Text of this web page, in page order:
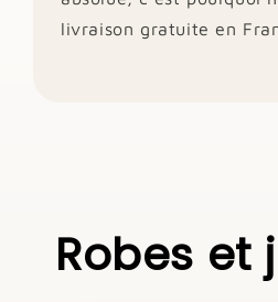
livraison gratuite en
Robes et